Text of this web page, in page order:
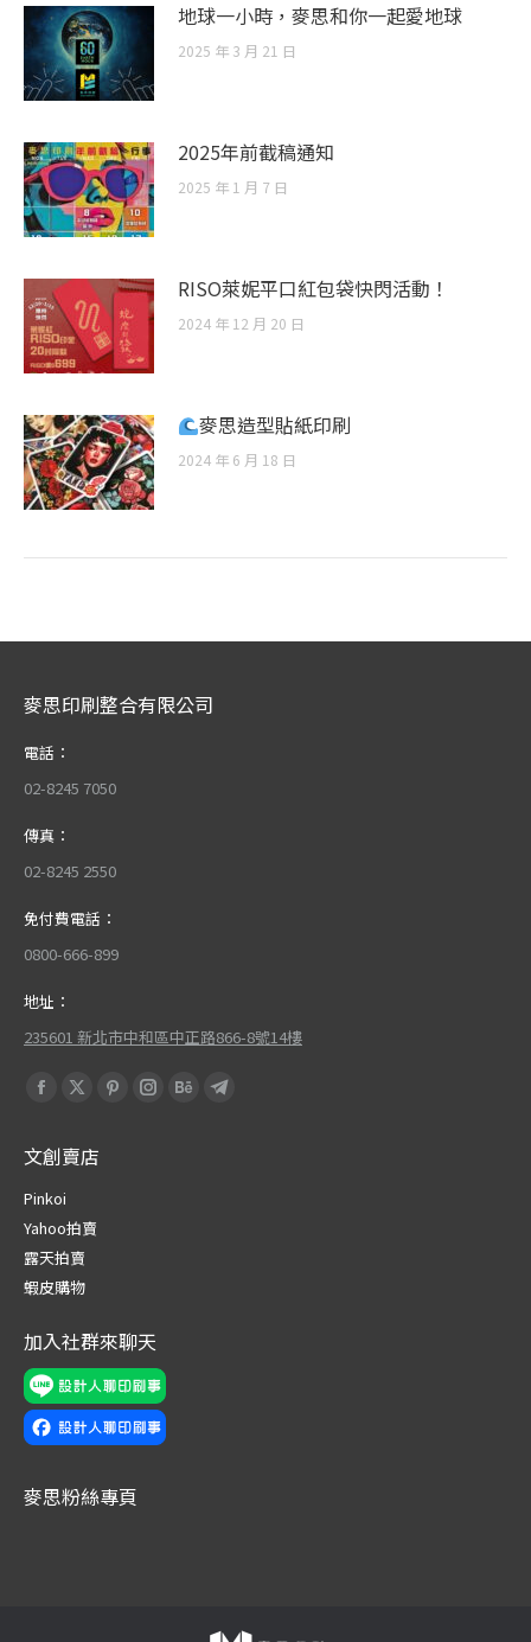
地球一小時，麥思和你一起愛地球
2025 年 3 月 21 日
2025年前截稿通知
2025 年 1 月 7 日
RISO萊妮平口紅包袋快閃活動！
2024 年 12 月 20 日
麥思造型貼紙印刷
2024 年 6 月 18 日
麥思印刷整合有限公司
電話：
02-8245 7050
傳真：
02-8245 2550
免付費電話：
0800-666-899
地址：
235601 新北市中和區中正路866-8號14樓
Find us on:
Facebook
opens
in
new
window
X
opens
new
window
PinterestInstagram
BehanceTelegram
文創賣店
Pinkoi
Yahoo拍賣
露天拍賣
蝦皮購物
加入社群來聊天
麥思粉絲專頁